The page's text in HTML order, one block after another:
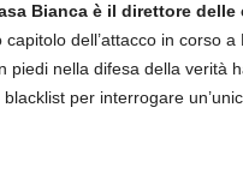
Bianca è il direttore
dell’attacco in corso a
piedi nella difesa della verità
per interrogare